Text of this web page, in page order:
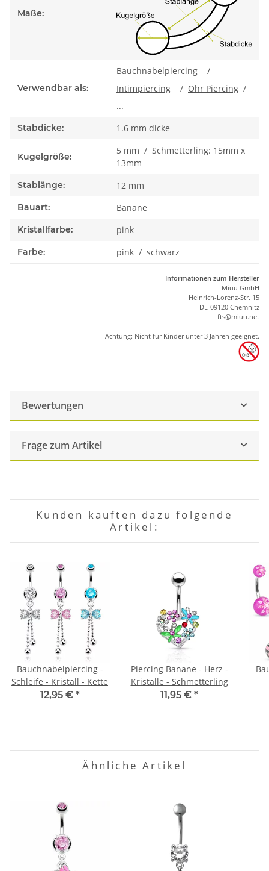
Maße:
Verwendbar als:
Bauchnabelpiercing
/
Intimpiercing
/ Ohr Piercing /
...
Stabdicke: 1.6 mm dicke
Kugelgröße:
5 mm / Schmetterling: 15mm x
13mm
Stablänge: 12 mm
Bauart: Banane
Kristallfarbe: pink
Farbe: pink / schwarz
Informationen zum Hersteller
Miuu GmbH
Heinrich-Lorenz-Str. 15
DE-09120 Chemnitz
fts@miuu.net
Achtung: Nicht für Kinder unter 3 Jahren geeignet.
Bewertungen
Frage zum Artikel
Kunden kauften dazu folgende
Artikel:
Bauchnabelpiercing -
Schleife - Kristall - Kette
12,95 € *
Piercing Banane - Herz -
Kristalle - Schmetterling
11,95 € *
Ähnliche Artikel